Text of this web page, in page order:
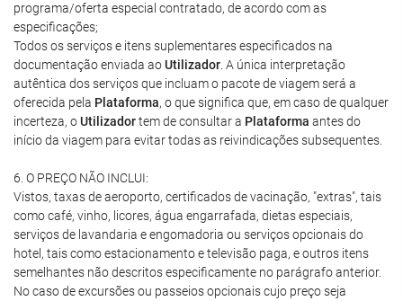
programa/oferta especial contratado, de acordo com as
especificações;
Todos os serviços e itens suplementares especificados na
documentação enviada aoUtilizador . A única interpretação
autêntica dos serviços que incluam o pacote de viagem será a
oferecida pela Plataforma, o que significa que, em caso de qualquer
incerteza, oUtilizadortem de consultar a Plataforma antes do
início da viagem para evitar todas as reivindicações subsequentes.
6. O PREÇO NÃO INCLUI:
Vistos, taxas de aeroporto, certificados de vacinação, "extras", tais
como café, vinho, licores, água engarrafada, dietas especiais,
serviços de lavandaria e engomadoria ou serviços opcionais do
hotel, tais como estacionamento e televisão paga, e outros itens
semelhantes não descritos especificamente no parágrafo anterior.
No caso de excursões ou passeios opcionais cujo preço seja